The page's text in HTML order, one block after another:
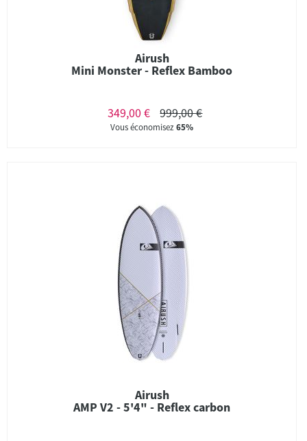
Airush
Mini Monster - Reflex Bamboo
349,00 € 999,00 €
Vous économisez65%
Airush
AMP V2 - 5'4" - Reflex carbon